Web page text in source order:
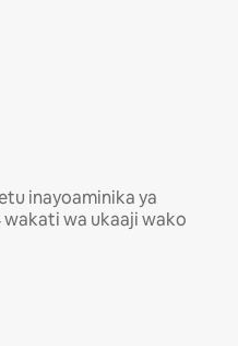
inayoaminika ya
wakati wa ukaaji wako